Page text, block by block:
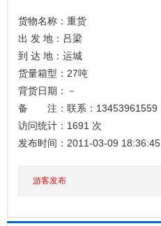
货物名称：重货
出 发 地：吕梁
到 达 地：运城
货量箱型：27吨
背货日期：－
备 注：联系：13453961559
访问统计：1691 次
发布时间：2011-03-09 18:36:45
游客发布